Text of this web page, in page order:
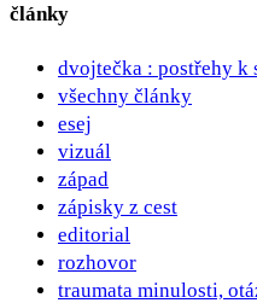
články
dvojtečka : postřehy k
všechny články
esej
vizuál
západ
zápisky z cest
editorial
rozhovor
traumata minulosti,